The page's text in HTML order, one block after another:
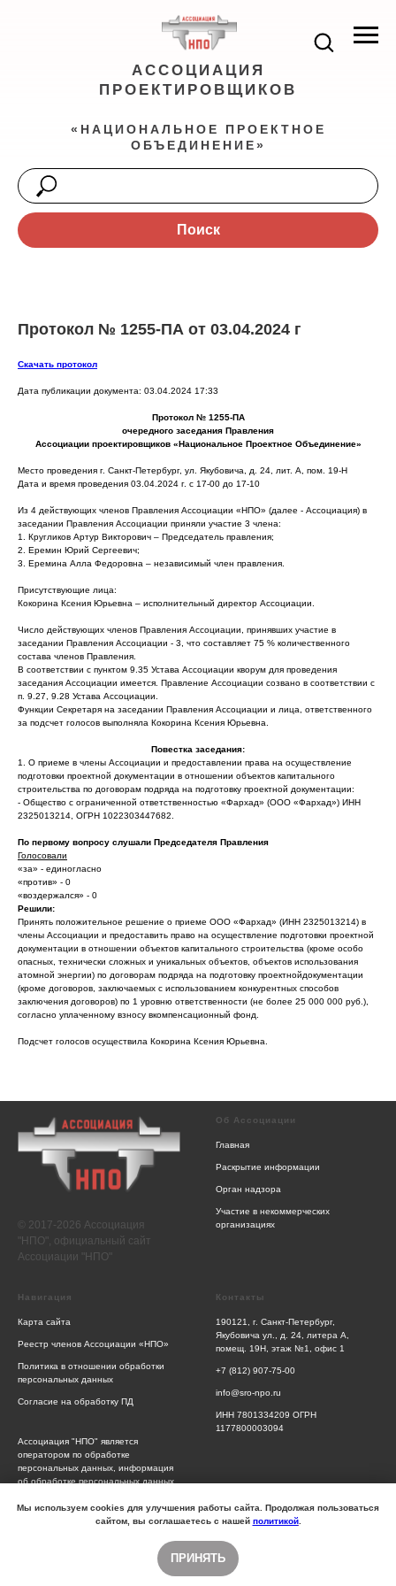
АССОЦИАЦИЯ
ПРОЕКТИРОВЩИКОВ
«НАЦИОНАЛЬНОЕ ПРОЕКТНОЕ
ОБЪЕДИНЕНИЕ»
Поиск
Протокол № 1255-ПА от 03.04.2024 г
Скачать протокол
Дата публикации документа: 03.04.2024 17:33
Протокол № 1255-ПА
очередного заседания Правления
Ассоциации проектировщиков «Национальное Проектное Объединение»
Место проведения г. Санкт-Петербург, ул. Якубовича, д. 24, лит. А, пом. 19-Н
Дата и время проведения 03.04.2024 г. с 17-00 до 17-10
Из 4 действующих членов Правления Ассоциации «НПО» (далее - Ассоциация) в
заседании Правления Ассоциации приняли участие 3 члена:
1. Кругликов Артур Викторович – Председатель правления;
2. Еремин Юрий Сергеевич;
3. Еремина Алла Федоровна – независимый член правления.
Присутствующие лица:
Кокорина Ксения Юрьевна – исполнительный директор Ассоциации.
Число действующих членов Правления Ассоциации, принявших участие в
заседании Правления Ассоциации - 3, что составляет 75 % количественного
состава членов Правления.
В соответствии с пунктом 9.35 Устава Ассоциации кворум для проведения
заседания Ассоциации имеется. Правление Ассоциации созвано в соответствии с
п. 9.27, 9.28 Устава Ассоциации.
Функции Секретаря на заседании Правления Ассоциации и лица, ответственного
за подсчет голосов выполняла Кокорина Ксения Юрьевна.
Повестка заседания:
1. О приеме в члены Ассоциации и предоставлении права на осуществление
подготовки проектной документации в отношении объектов капитального
строительства по договорам подряда на подготовку проектной документации:
- Общество с ограниченной ответственностью «Фархад» (ООО «Фархад») ИНН
2325013214, ОГРН 1022303447682.
По первому вопросу слушали Председателя Правления
Голосовали
«за» - единогласно
«против» - 0
«воздержался» - 0
Решили:
Принять положительное решение о приеме ООО «Фархад» (ИНН 2325013214) в
члены Ассоциации и предоставить право на осуществление подготовки проектной
документации в отношении объектов капитального строительства (кроме особо
опасных, технически сложных и уникальных объектов, объектов использования
атомной энергии) по договорам подряда на подготовку проектнойдокументации
(кроме договоров, заключаемых с использованием конкурентных способов
заключения договоров) по 1 уровню ответственности (не более 25 000 000 руб.),
согласно уплаченному взносу вкомпенсационный фонд.
Подсчет голосов осуществила Кокорина Ксения Юрьевна.
Мы используем cookies для улучшения работы сайта. Продолжая пользоваться
сайтом, вы соглашаетесь с нашей политикой.
ПРИНЯТЬ
© 2017-2026 Ассоциация
"НПО", официальный сайт
Ассоциации "НПО"
Об Ассоциации
Главная
Раскрытие информации
Орган надзора
Участие в некоммерческих
организациях
Навигация
Карта сайта
Реестр членов Ассоциации «НПО»
Политика в отношении обработки
персональных данных
Согласие на обработку ПД
Ассоциация "НПО" является
оператором по обработке
персональных данных, информация
об обработке персональных данных
требованиях к защите персональных
данных отражены в Политике
Контакты
190121, г. Санкт-Петербург,
Якубовича ул., д. 24, литера А,
помещ. 19Н, этаж №1, офис 1
+7 (812) 907-75-00
info@sro-npo.ru
ИНН 7801334209 ОГРН
1177800003094